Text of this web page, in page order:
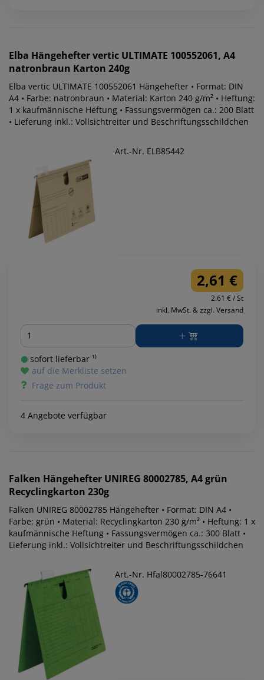
Elba Hängehefter vertic ULTIMATE 100552061, A4
natronbraun Karton 240g
Elba vertic ULTIMATE 100552061 Hängehefter • Format: DIN
A4 • Farbe: natronbraun • Material: Karton 240 g/m² • Heftung:
1 x kaufmännische Heftung • Fassungsvermögen ca.: 200 Blatt
• Lieferung inkl.: Vollsichtreiter und Beschriftungsschildchen
Art.-Nr. ELB85442
2,61 €
2.61 € / St
inkl. MwSt. & zzgl. Versand
Menge
sofort lieferbar ¹⁾
auf die Merkliste setzen
Frage zum Produkt
4 Angebote verfügbar
Falken Hängehefter UNIREG 80002785, A4 grün
Recyclingkarton 230g
Falken UNIREG 80002785 Hängehefter • Format: DIN A4 •
Farbe: grün • Material: Recyclingkarton 230 g/m² • Heftung: 1 x
kaufmännische Heftung • Fassungsvermögen ca.: 300 Blatt •
Lieferung inkl.: Vollsichtreiter und Beschriftungsschildchen
Art.-Nr. Hfal80002785-76641